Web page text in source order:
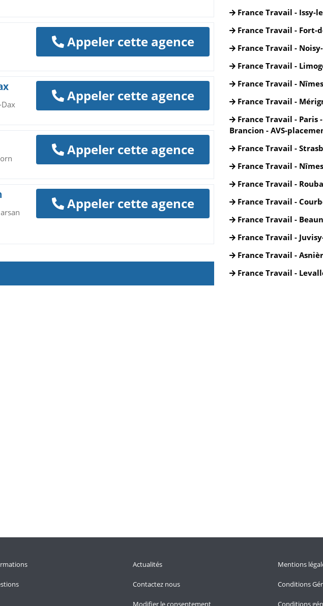
Appeler cette agence
Appeler cette agence
Appeler cette agence
Appeler cette agence
France Travail - Issy-
France Travail - Fort-
France Travail -
France Travail -
France Travail -
France Travail -
France Travail - Paris
Brancion - AVS-
France Travail -
France Travail -
France Travail -
France Travail -
France Travail -
France Travail -
France Travail -
France Travail -
Actualités
Contactez nous
Modifier le consentement
Mentions
Conditions
Conditions